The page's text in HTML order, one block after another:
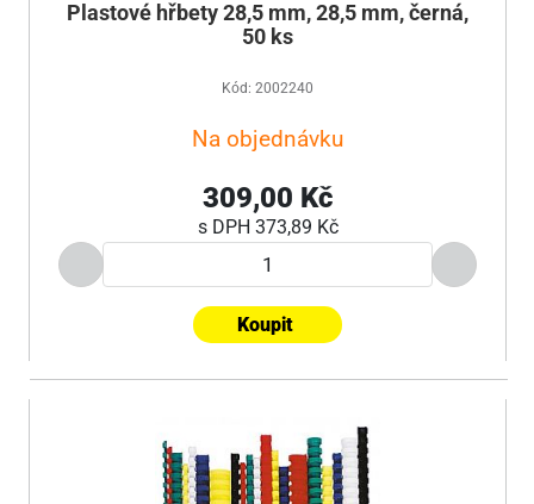
Plastové hřbety 28,5 mm, 28,5 mm, černá,
50 ks
Kód: 2002240
Na objednávku
309,00 Kč
s DPH 373,89 Kč
Koupit